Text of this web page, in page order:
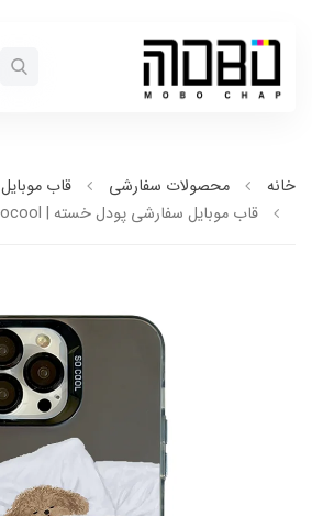
خانه محصولات سفارشی قاب موبایل
قاب موبایل سفارشی پودل خسته | socool (کد 0488)